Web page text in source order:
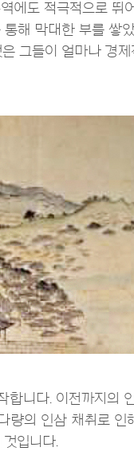
에도 적극적으로 뛰
해 막대한 부를 쌓
그들이 얼마나 경
니다. 이전까지의
량의 인삼 채취로 인
입니다.